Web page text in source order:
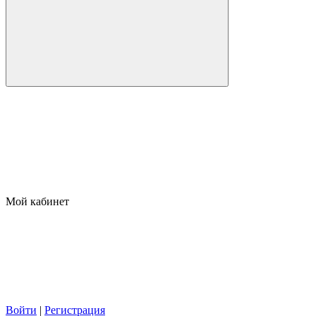
Мой кабинет
Войти | Регистрация